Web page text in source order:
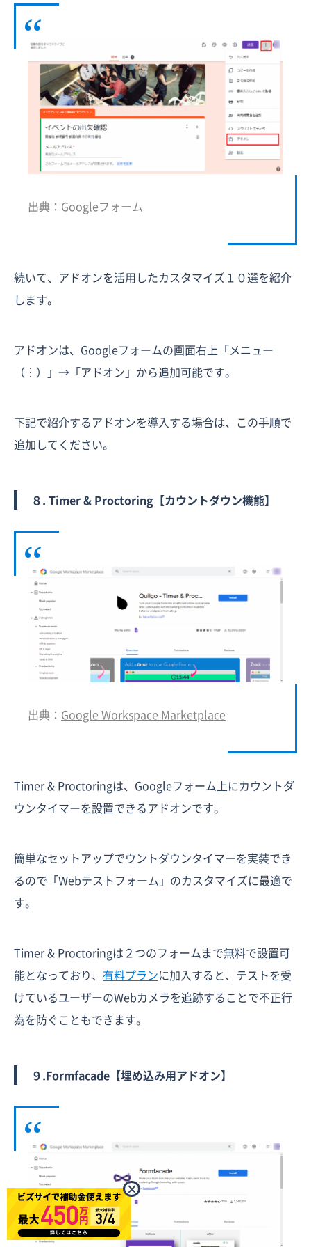
出典：Googleフォーム
続いて、アドオンを活用したカスタマイズ１０選を紹介
します。
アドオンは、Googleフォームの画面右上「メニュー
（︙）」→「アドオン」から追加可能です。
下記で紹介するアドオンを導入する場合は、この手順で
追加してください。
８. Timer & Proctoring【カウントダウン機能】
出典： Google Workspace Marketplace
Timer & Proctoringは、Googleフォーム上にカウントダ
ウンタイマーを設置できるアドオンです。
簡単なセットアップでウントダウンタイマーを実装でき
るので「Webテストフォーム」のカスタマイズに最適で
す。
Timer & Proctoringは２つのフォームまで無料で設置可
能となっており、 有料プランに加入すると、テストを受
けているユーザーのWebカメラを追跡することで不正行
為を防ぐこともできます。
９.Formfacade【埋め込み用アドオン】
×